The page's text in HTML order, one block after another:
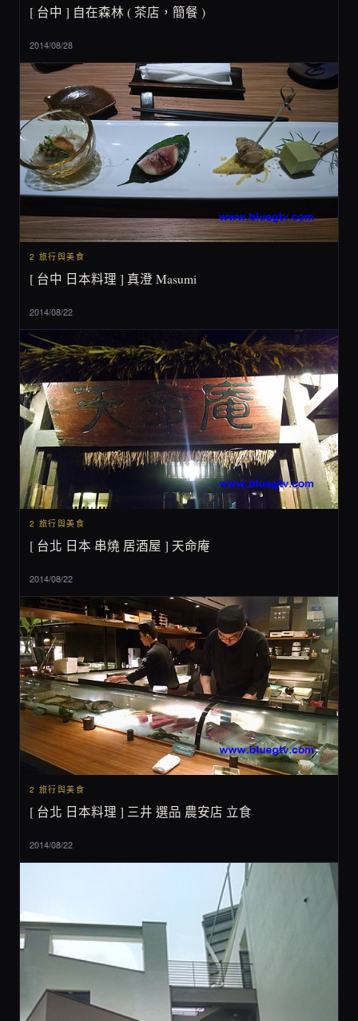
[ 台中 ] 自在森林 ( 茶店，簡餐 )
2014/08/28
2 旅行與美食
[ 台中 日本料理 ] 真澄 Masumi
2014/08/22
2 旅行與美食
[ 台北 日本 串燒 居酒屋 ] 天命庵
2014/08/22
2 旅行與美食
[ 台北 日本料理 ] 三井 選品 農安店 立食
2014/08/22